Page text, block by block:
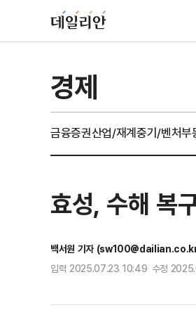
경제
금융증권산업/재계중기/벤처부
효성, 수해 복
백서원 기자
입력 2025.07.23 10:49 수정